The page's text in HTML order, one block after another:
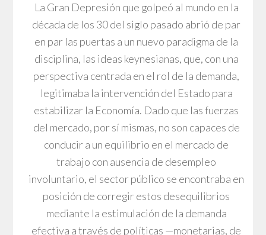
La Gran Depresión que golpeó al mundo en la
década de los 30 del siglo pasado abrió de par
en par las puertas a un nuevo paradigma de la
disciplina, las ideas keynesianas, que, con una
perspectiva centrada en el rol de la demanda,
legitimaba la intervención del Estado para
estabilizar la Economía. Dado que las fuerzas
del mercado, por sí mismas, no son capaces de
conducir a un equilibrio en el mercado de
trabajo con ausencia de desempleo
involuntario, el sector público se encontraba en
posición de corregir estos desequilibrios
mediante la estimulación de la demanda
efectiva a través de políticas —monetarias, de